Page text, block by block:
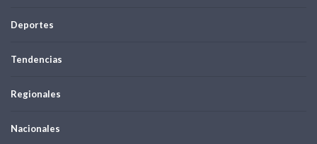
Deportes
Tendencias
Regionales
Nacionales